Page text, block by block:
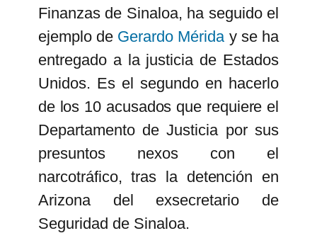
Finanzas de Sinaloa, ha seguido el
ejemplo de Gerardo Mérida y se ha
entregado a la justicia de Estados
Unidos. Es el segundo en hacerlo
de los 10 acusados que requiere el
Departamento de Justicia por sus
presuntos nexos con el
narcotráfico, tras la detención en
Arizona del exsecretario de
Seguridad de Sinaloa.